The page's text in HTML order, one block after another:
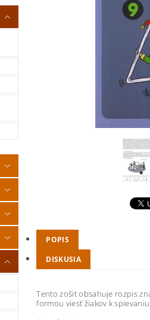
POPIS
DISKUSIA
Tento zošit obsahuje rozpis
formou viesť žiakov k